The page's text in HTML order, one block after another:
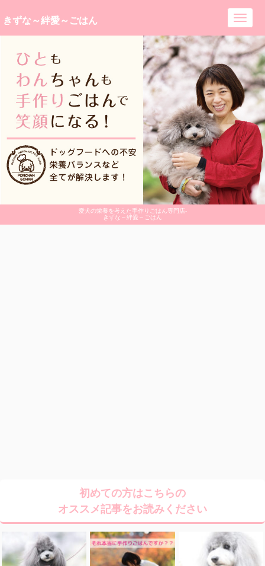
愛犬の栄養を考えた手作りごはん専門店-
きずな～絆愛～ごはん
きずな～絆愛～ごはん
初めての方はこちらの
オススメ記事をお読みください